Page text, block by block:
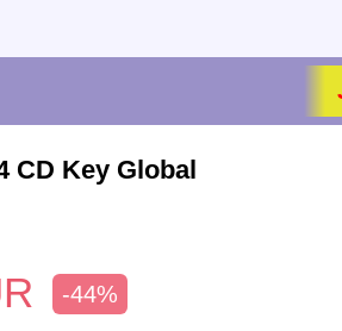
CD Key Global
-44%